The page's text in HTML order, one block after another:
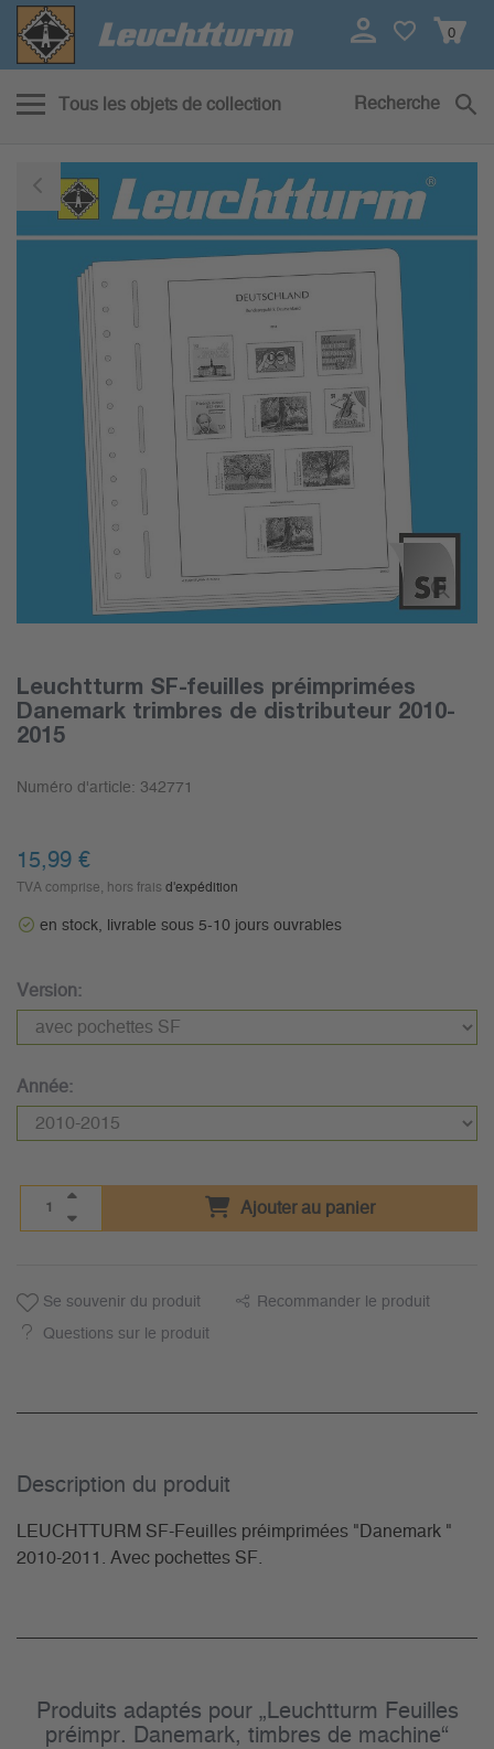
0
Tous les objets de collection Recherche
Leuchtturm SF-feuilles préimprimées
Danemark trimbres de distributeur 2010-
2015
Numéro d'article: 342771
15,99 €
TVA comprise, hors frais d'expédition
en stock, livrable sous 5-10 jours ouvrables
Version:
Année:
Ajouter au panier
Se souvenir du produit Recommander le produit
Questions sur le produit
Description du­ produit
LEUCHTTURM SF-Feuilles préimprimées "Danemark "
2010-2011. Avec pochettes SF.
Produits adaptés pour „Leuchtturm Feuilles
préimpr. Danemark, timbres de machine“